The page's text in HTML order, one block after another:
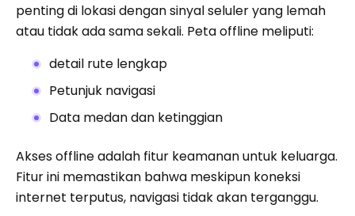
penting di lokasi dengan sinyal seluler yang lemah
atau tidak ada sama sekali. Peta offline meliputi:
detail rute lengkap
Petunjuk navigasi
Data medan dan ketinggian
Akses offline adalah fitur keamanan untuk keluarga.
Fitur ini memastikan bahwa meskipun koneksi
internet terputus, navigasi tidak akan terganggu.